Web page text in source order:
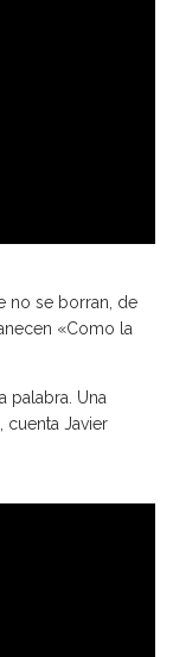
no se borran, de
«Como la
palabra. Una
cuenta Javier